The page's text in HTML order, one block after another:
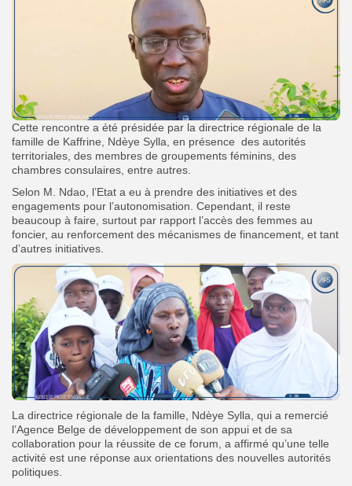
Cette rencontre a été présidée par la directrice régionale de la
famille de Kaffrine, Ndèye Sylla, en présence des autorités
territoriales, des membres de groupements féminins, des
chambres consulaires, entre autres.
Selon M. Ndao, l’Etat a eu à prendre des initiatives et des
engagements pour l’autonomisation. Cependant, il reste
beaucoup à faire, surtout par rapport l’accès des femmes au
foncier, au renforcement des mécanismes de financement, et tant
d’autres initiatives.
La directrice régionale de la famille, Ndèye Sylla, qui a remercié
l’Agence Belge de développement de son appui et de sa
collaboration pour la réussite de ce forum, a affirmé qu’une telle
activité est une réponse aux orientations des nouvelles autorités
politiques.